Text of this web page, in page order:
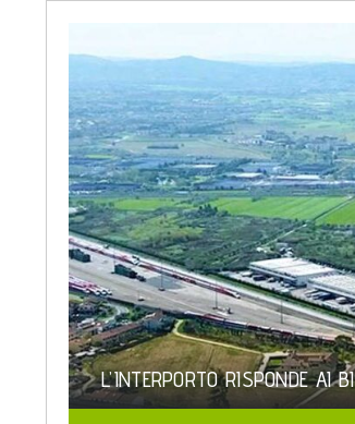
L’INTERPORTO RISPONDE AI